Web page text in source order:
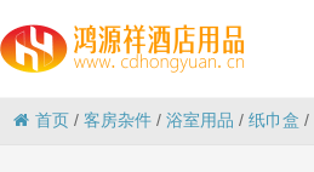
首页 /客房杂件 /浴室用品 /纸巾盒 /